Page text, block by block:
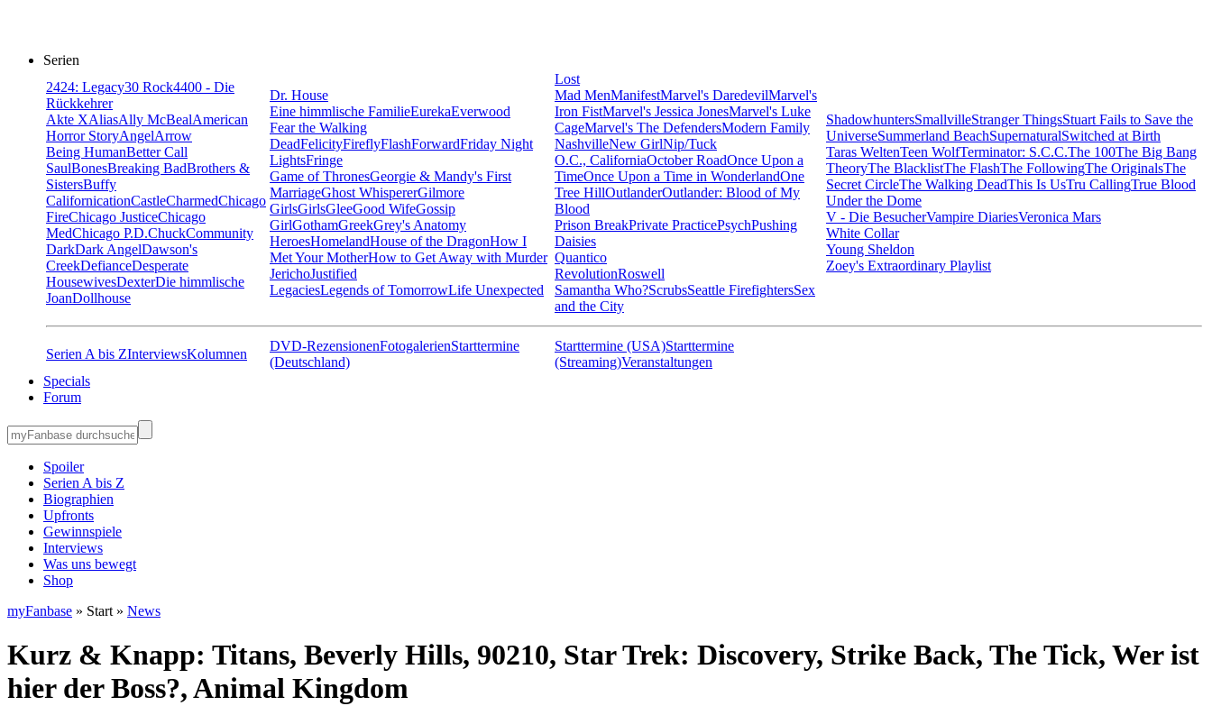
Serien
2424: Legacy30 Rock4400 - Die
Rückkehrer
Akte XAliasAlly McBealAmerican
Horror StoryAngelArrow
Being HumanBetter Call
SaulBonesBreaking BadBrothers &
SistersBuffy
CalifornicationCastleCharmedChicago
FireChicago JusticeChicago
MedChicago P.D.ChuckCommunity
DarkDark AngelDawson's
CreekDefianceDesperate
HousewivesDexterDie himmlische
JoanDollhouse
Dr. House
Eine himmlische FamilieEurekaEverwood
Fear the Walking
DeadFelicityFireflyFlashForwardFriday Night
LightsFringe
Game of ThronesGeorgie & Mandy's First
MarriageGhost WhispererGilmore
GirlsGirlsGleeGood WifeGossip
GirlGothamGreekGrey's Anatomy
HeroesHomelandHouse of the DragonHow I
Met Your MotherHow to Get Away with Murder
JerichoJustified
LegaciesLegends of TomorrowLife Unexpected
Lost
Mad MenManifestMarvel's DaredevilMarvel's
Iron FistMarvel's Jessica JonesMarvel's Luke
CageMarvel's The DefendersModern Family
NashvilleNew GirlNip/Tuck
O.C., CaliforniaOctober RoadOnce Upon a
TimeOnce Upon a Time in WonderlandOne
Tree HillOutlanderOutlander: Blood of My
Blood
Prison BreakPrivate PracticePsychPushing
Daisies
Quantico
RevolutionRoswell
Samantha Who?ScrubsSeattle FirefightersSex
and the City
ShadowhuntersSmallvilleStranger ThingsStuart Fails to Save the
UniverseSummerland BeachSupernaturalSwitched at Birth
Taras WeltenTeen WolfTerminator: S.C.C.The 100The Big Bang
TheoryThe BlacklistThe FlashThe FollowingThe OriginalsThe
Secret CircleThe Walking DeadThis Is UsTru CallingTrue Blood
Under the Dome
V - Die BesucherVampire DiariesVeronica Mars
White Collar
Young Sheldon
Zoey's Extraordinary Playlist
Serien A bis ZInterviewsKolumnen
DVD-RezensionenFotogalerienStarttermine
(Deutschland)
Starttermine (USA)Starttermine
(Streaming)Veranstaltungen
Specials
Forum
Spoiler
Serien A bis Z
Biographien
Upfronts
Gewinnspiele
Interviews
Was uns bewegt
Shop
myFanbase » Start » News
Kurz & Knapp: Titans, Beverly Hills, 90210, Star Trek: Discovery, Strike Back, The Tick, Wer ist
hier der Boss?, Animal Kingdom